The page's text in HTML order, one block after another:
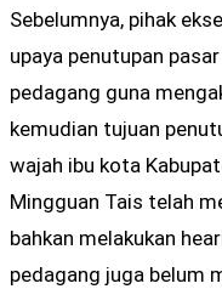
Sebelumnya, pihak
upaya penutupan
pedagang guna
kemudian tujuan
wajah ibu kota
Mingguan Tais telah
bahkan melakukan
pedagang juga belum